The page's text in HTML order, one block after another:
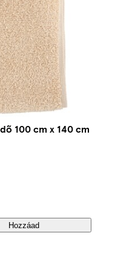
100 cm x 140 cm
Hozzáad